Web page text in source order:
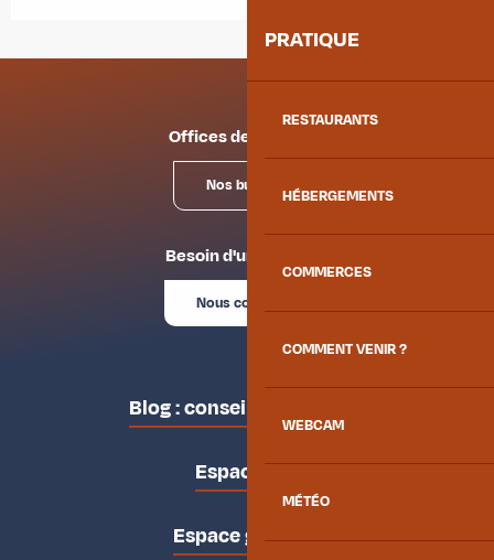
PRATIQUE
RESTAURANTS
HÉBERGEMENTS
COMMERCES
COMMENT VENIR ?
WEBCAM
MÉTÉO
Offices de tourisme
Nos bureaux
Besoin d'un conseil ?
Nous contacter
Blog : conseils des locaux
Espace pro
Espace groupes